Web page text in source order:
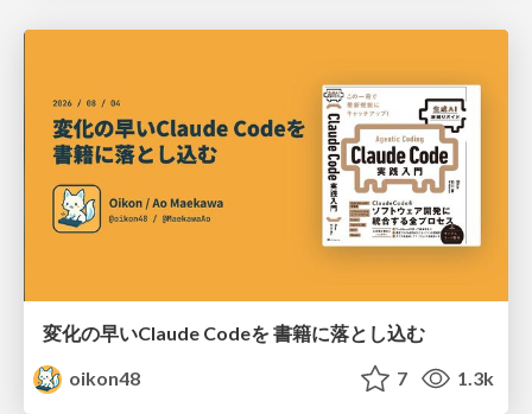
変化の早いClaude Codeを 書籍に落とし込む
oikon48
7 1.3k